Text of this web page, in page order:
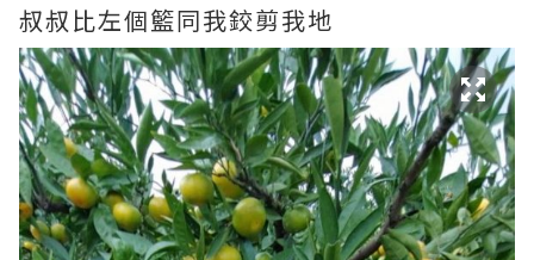
叔叔比左個籃同我鉸剪我地